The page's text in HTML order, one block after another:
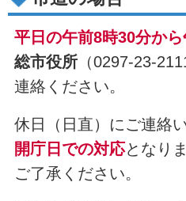
平日の午前8時30分か
総市役所（0297-23-
連絡ください。
休日（日直）にご連絡
開庁日での対応となり
ご了承ください。